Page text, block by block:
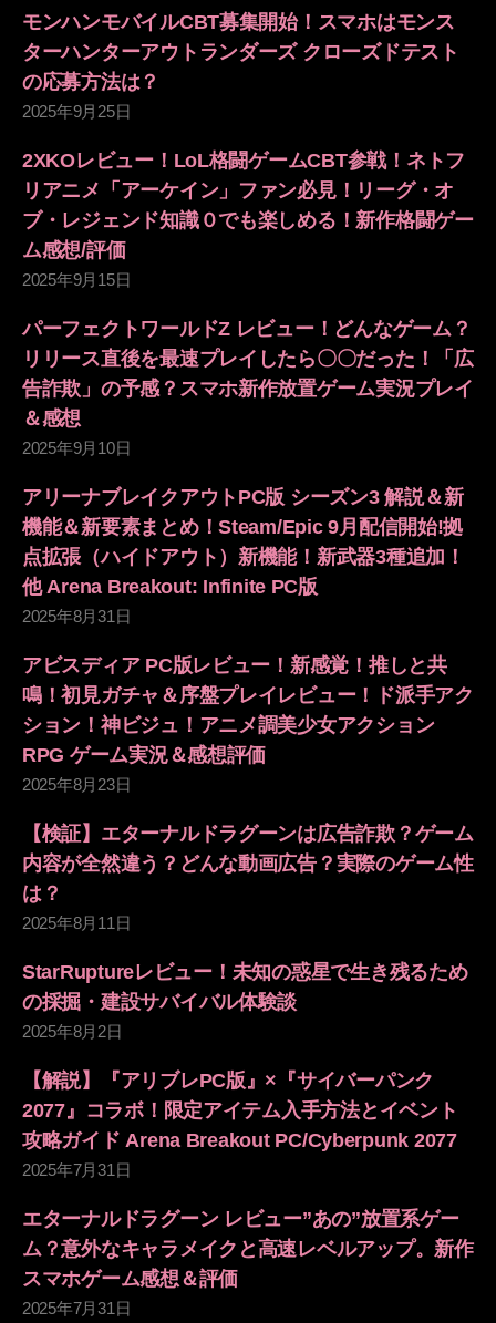
モンハンモバイルCBT募集開始！スマホはモンス
ターハンターアウトランダーズ クローズドテスト
の応募方法は？
2025年9月25日
2XKOレビュー！LoL格闘ゲームCBT参戦！ネトフ
リアニメ「アーケイン」ファン必見！リーグ・オ
ブ・レジェンド知識０でも楽しめる！新作格闘ゲー
ム感想/評価
2025年9月15日
パーフェクトワールドZ レビュー！どんなゲーム？
リリース直後を最速プレイしたら〇〇だった！「広
告詐欺」の予感？スマホ新作放置ゲーム実況プレイ
＆感想
2025年9月10日
アリーナブレイクアウトPC版 シーズン3 解説＆新
機能＆新要素まとめ！Steam/Epic 9月配信開始!拠
点拡張（ハイドアウト）新機能！新武器3種追加！
他 Arena Breakout: Infinite PC版
2025年8月31日
アビスディア PC版レビュー！新感覚！推しと共
鳴！初見ガチャ＆序盤プレイレビュー！ド派手アク
ション！神ビジュ！アニメ調美少女アクション
RPG ゲーム実況＆感想評価
2025年8月23日
【検証】エターナルドラグーンは広告詐欺？ゲーム
内容が全然違う？どんな動画広告？実際のゲーム性
は？
2025年8月11日
StarRuptureレビュー！未知の惑星で生き残るため
の採掘・建設サバイバル体験談
2025年8月2日
【解説】『アリブレPC版』×『サイバーパンク
2077』コラボ！限定アイテム入手方法とイベント
攻略ガイド Arena Breakout PC/Cyberpunk 2077
2025年7月31日
エターナルドラグーン レビュー”あの”放置系ゲー
ム？意外なキャラメイクと高速レベルアップ。新作
スマホゲーム感想＆評価
2025年7月31日